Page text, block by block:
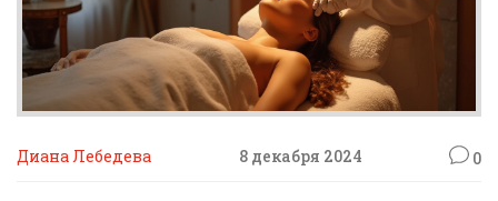
Диана Лебедева 8 декабря 2024 0